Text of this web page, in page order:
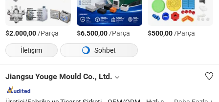
$2.000,00/Parça $6.500,00/Parça $500,00/Parça
İletişim
Sohbet
Jiangsu Youge Mould Co., Ltd.